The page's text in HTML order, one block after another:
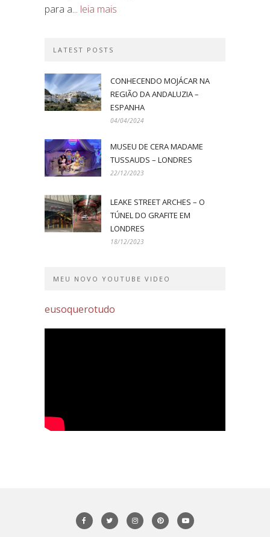
para a... leia mais
LATEST POSTS
CONHECENDO MOJÁCAR NA
REGIÃO DA ANDALUZIA –
ESPANHA
04/04/2024
MUSEU DE CERA MADAME
TUSSAUDS – LONDRES
22/12/2023
LEAKE STREET ARCHES – O
TÚNEL DO GRAFITE EM
LONDRES
18/12/2023
MEU NOVO YOUTUBE VIDEO
eusoquerotudo